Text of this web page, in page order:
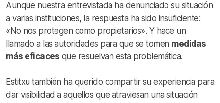
Aunque nuestra entrevistada ha denunciado su situación
a varias instituciones, la respuesta ha sido insuficiente:
«No nos protegen como propietarios». Y hace un
llamado a las autoridades para que se tomen medidas
más eficaces que resuelvan esta problemática.
Estitxu también ha querido compartir su experiencia para
dar visibilidad a aquellos que atraviesan una situación